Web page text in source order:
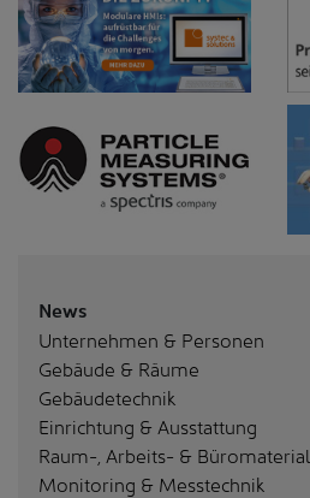
News
Unternehmen & Personen
Gebäude & Räume
Gebäudetechnik
Einrichtung & Ausstattung
Raum-, Arbeits- & Büromaterial
Monitoring & Messtechnik